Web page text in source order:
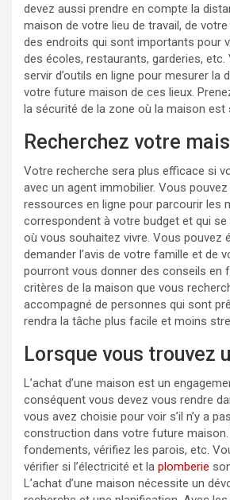
devez aussi prendre en compte la
maison de votre lieu de travail, de
des endroits qui sont importants pour
des écoles, restaurants, garderies,
servir d’outils en ligne pour mesurer la
votre future maison de ces lieux.
la sécurité de la zone où la maison est
Recherchez votre
Votre recherche sera plus efficace si
avec un agent immobilier. Vous
ressources en ligne pour parcourir les
correspondent à votre budget et qui se
où vous souhaitez vivre. Vous pouvez
demander l’avis de votre famille et de
pourront vous donner des conseils en
critères de la maison que vous
accompagné de personnes qui sont
rendra la tâche plus facile et moins
Lorsque vous trouvez
L’achat d’une maison est un
conséquent vous devez vous rendre
vous avez choisie pour voir s’il n’y a
construction dans votre future maison.
fondements, vérifiez les parois, etc.
vérifier si l’électricité et la plomberie
L’achat d’une maison nécessite un